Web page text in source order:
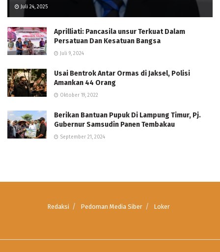
Juli 24, 2025
Aprilliati: Pancasila unsur Terkuat Dalam
Persatuan Dan Kesatuan Bangsa
Juli 9, 2024
Usai Bentrok Antar Ormas di Jaksel, Polisi
Amankan 44 Orang
Oktober 19, 2022
Berikan Bantuan Pupuk Di Lampung Timur, Pj.
Gubernur Samsudin Panen Tembakau
September 21, 2024
Redaksi Pedoman Media Siber Loker